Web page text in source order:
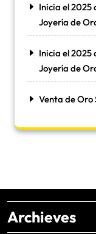
Inicia el 2025
Joyería de
Inicia el 2025
Joyería de
Venta de Oro
Archieves